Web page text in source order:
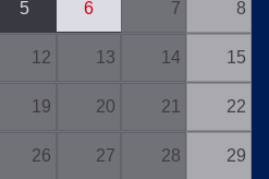
5 6 7 8
12 13 14 15
19 20 21 22
26 27 28 29